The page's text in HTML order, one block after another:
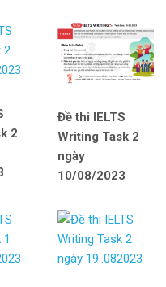
2
Đề thi IELTS
Writing Task 2
ngày
10/08/2023